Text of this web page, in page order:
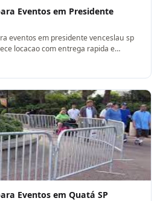
Eventos em Presidente
eventos em presidente venceslau sp
locacao com entrega rapida e
WhatsApp.
Eventos em Quatá SP